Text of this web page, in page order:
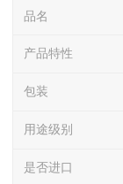
品名
产品特性
包装
用途级别
是否进口